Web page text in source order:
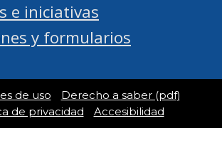
e iniciativas
y formularios
de uso
Derecho a saber (pdf)
de privacidad
Accesibilidad